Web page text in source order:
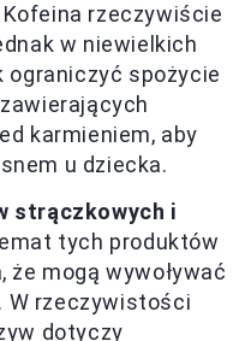
rzeczywiście
w niewielkich
ograniczyć spożycie
karmieniem, aby
u dziecka.
strączkowych i
tych produktów
że mogą wywoływać
W rzeczywistości
dotyczy